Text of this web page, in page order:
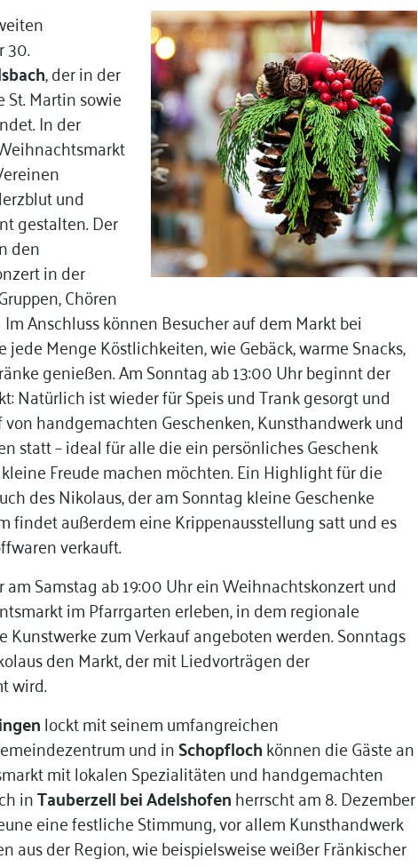
30.
, der in der
Martin sowie
In der
und
gestalten. Der
den
in der
Chören
Anschluss können Besucher auf dem Markt bei
Menge Köstlichkeiten, wie Gebäck, warme Snacks,
genießen. Am Sonntag ab 13:00 Uhr beginnt der
Natürlich ist wieder für Speis und Trank gesorgt und
handgemachten Geschenken, Kunsthandwerk und
statt – ideal für alle die ein persönliches Geschenk
Freude machen möchten. Ein Highlight für die
des Nikolaus, der am Sonntag kleine Geschenke
findet außerdem eine Krippenausstellung satt und es
verkauft.
am Samstag ab 19:00 Uhr ein Weihnachtskonzert und
im Pfarrgarten erleben, in dem regionale
zum Verkauf angeboten werden. Sonntags
den Markt, der mit Liedvorträgen der
wird.
lockt mit seinem umfangreichen
und inSchopflochkönnen die Gäste an
mit lokalen Spezialitäten und handgemachten
inTauberzell bei Adelshofenherrscht am 8. Dezember
eine festliche Stimmung, vor allem Kunsthandwerk
aus der Region, wie beispielsweise weißer Fränkischer